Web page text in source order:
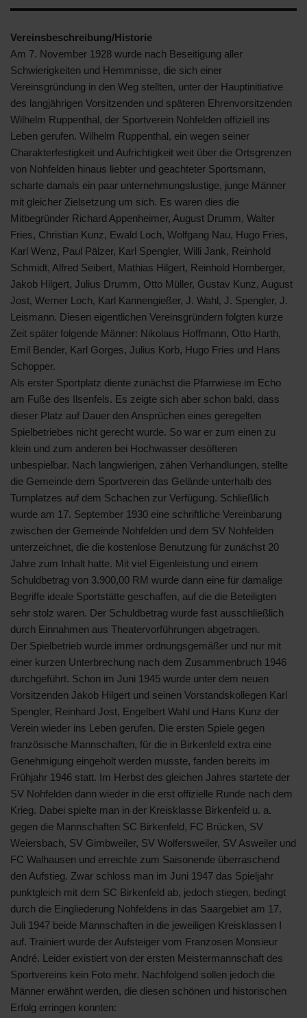
Vereinsbeschreibung/Historie
Am 7. November 1928 wurde nach Beseitigung aller
Schwierigkeiten und Hemmnisse, die sich einer
Vereinsgründung in den Weg stellten, unter der Hauptinitiative
des langjährigen Vorsitzenden und späteren Ehrenvorsitzenden
Wilhelm Ruppenthal, der Sportverein Nohfelden offiziell ins
Leben gerufen. Wilhelm Ruppenthal, ein wegen seiner
Charakterfestigkeit und Aufrichtigkeit weit über die Ortsgrenzen
von Nohfelden hinaus liebter und geachteter Sportsmann,
scharte damals ein paar unternehmungslustige, junge Männer
mit gleicher Zielsetzung um sich. Es waren dies die
Mitbegründer Richard Appenheimer, August Drumm, Walter
Fries, Christian Kunz, Ewald Loch, Wolfgang Nau, Hugo Fries,
Karl Wenz, Paul Pälzer, Karl Spengler, Willi Jank, Reinhold
Schmidt, Alfred Seibert, Mathias Hilgert, Reinhold Hornberger,
Jakob Hilgert, Julius Drumm, Otto Müller, Gustav Kunz, August
Jost, Werner Loch, Karl Kannengießer, J. Wahl, J. Spengler, J.
Leismann. Diesen eigentlichen Vereinsgründern folgten kurze
Zeit später folgende Männer: Nikolaus Hoffmann, Otto Harth,
Emil Bender, Karl Gorges, Julius Korb, Hugo Fries und Hans
Schopper.
Als erster Sportplatz diente zunächst die Pfarrwiese im Echo
am Fuße des Ilsenfels. Es zeigte sich aber schon bald, dass
dieser Platz auf Dauer den Ansprüchen eines geregelten
Spielbetriebes nicht gerecht wurde. So war er zum einen zu
klein und zum anderen bei Hochwasser desöfteren
unbespielbar. Nach langwierigen, zähen Verhandlungen, stellte
die Gemeinde dem Sportverein das Gelände unterhalb des
Turnplatzes auf dem Schachen zur Verfügung. Schließlich
wurde am 17. September 1930 eine schriftliche Vereinbarung
zwischen der Gemeinde Nohfelden und dem SV Nohfelden
unterzeichnet, die die kostenlose Benutzung für zunächst 20
Jahre zum Inhalt hatte. Mit viel Eigenleistung und einem
Schuldbetrag von 3.900,00 RM wurde dann eine für damalige
Begriffe ideale Sportstätte geschaffen, auf die die Beteiligten
sehr stolz waren. Der Schuldbetrag wurde fast ausschließlich
durch Einnahmen aus Theatervorführungen abgetragen.
Der Spielbetrieb wurde immer ordnungsgemäßer und nur mit
einer kurzen Unterbrechung nach dem Zusammenbruch 1946
durchgeführt. Schon im Juni 1945 wurde unter dem neuen
Vorsitzenden Jakob Hilgert und seinen Vorstandskollegen Karl
Spengler, Reinhard Jost, Engelbert Wahl und Hans Kunz der
Verein wieder ins Leben gerufen. Die ersten Spiele gegen
französische Mannschaften, für die in Birkenfeld extra eine
Genehmigung eingeholt werden musste, fanden bereits im
Frühjahr 1946 statt. Im Herbst des gleichen Jahres startete der
SV Nohfelden dann wieder in die erst offizielle Runde nach dem
Krieg. Dabei spielte man in der Kreisklasse Birkenfeld u. a.
gegen die Mannschaften SC Birkenfeld, FC Brücken, SV
Weiersbach, SV Gimbweiler, SV Wolfersweiler, SV Asweiler und
FC Walhausen und erreichte zum Saisonende überraschend
den Aufstieg. Zwar schloss man im Juni 1947 das Spieljahr
punktgleich mit dem SC Birkenfeld ab, jedoch stiegen, bedingt
durch die Eingliederung Nohfeldens in das Saargebiet am 17.
Juli 1947 beide Mannschaften in die jeweiligen Kreisklassen I
auf. Trainiert wurde der Aufsteiger vom Franzosen Monsieur
André. Leider existiert von der ersten Meistermannschaft des
Sportvereins kein Foto mehr. Nachfolgend sollen jedoch die
Männer erwähnt werden, die diesen schönen und historischen
Erfolg erringen konnten: